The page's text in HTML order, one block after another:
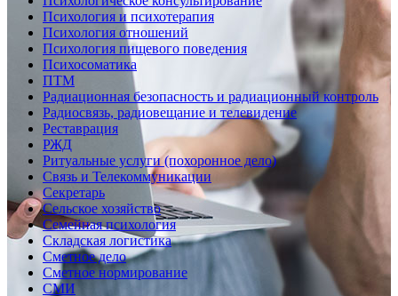
Психология и психотерапия
Психология отношений
Психология пищевого поведения
Психосоматика
ПТМ
Радиационная безопасность и радиационный контроль
Радиосвязь, радиовещание и телевидение
Реставрация
РЖД
Ритуальные услуги (похоронное дело)
Связь и Телекоммуникации
Секретарь
Сельское хозяйство
Семейная психология
Складская логистика
Сметное дело
Сметное нормирование
СМИ